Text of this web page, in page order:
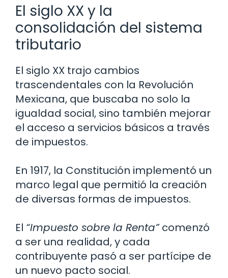
El siglo XX y la
consolidación del sistema
tributario
El siglo XX trajo cambios
trascendentales con la Revolución
Mexicana, que buscaba no solo la
igualdad social, sino también mejorar
el acceso a servicios básicos a través
de impuestos.
En 1917, la Constitución implementó un
marco legal que permitió la creación
de diversas formas de impuestos.
El “Impuesto sobre la Renta”comenzó
a ser una realidad, y cada
contribuyente pasó a ser partícipe de
un nuevo pacto social.